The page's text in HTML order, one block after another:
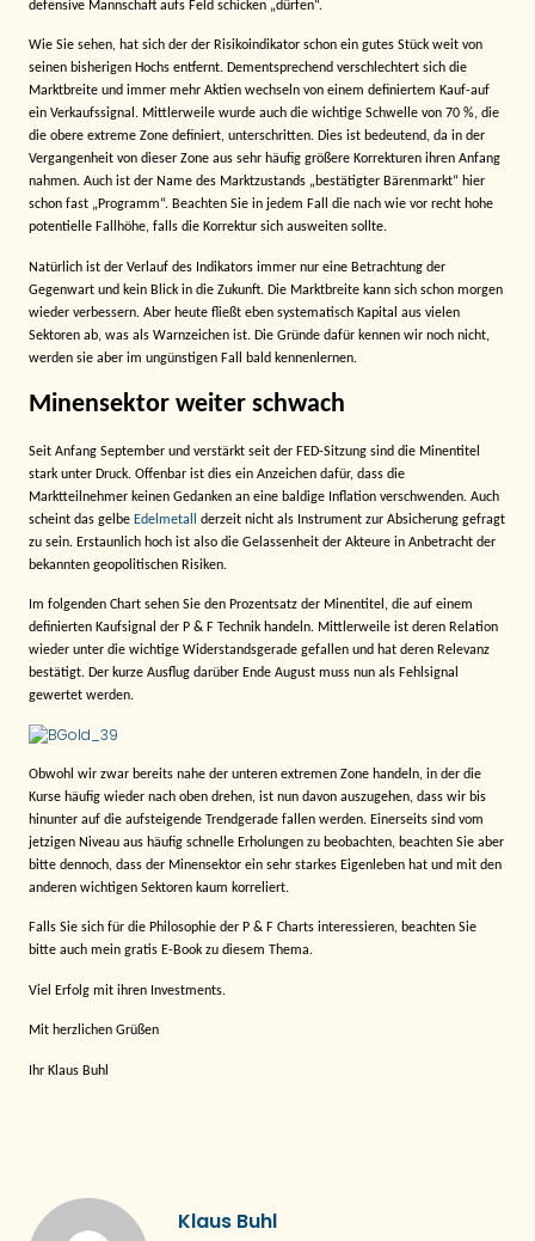
defensive Mannschaft aufs Feld schicken „dürfen“.
Wie Sie sehen, hat sich der der Risikoindikator schon ein gutes Stück weit von
seinen bisherigen Hochs entfernt. Dementsprechend verschlechtert sich die
Marktbreite und immer mehr Aktien wechseln von einem definiertem Kauf-auf
ein Verkaufssignal. Mittlerweile wurde auch die wichtige Schwelle von 70 %, die
die obere extreme Zone definiert, unterschritten. Dies ist bedeutend, da in der
Vergangenheit von dieser Zone aus sehr häufig größere Korrekturen ihren Anfang
nahmen. Auch ist der Name des Marktzustands „bestätigter Bärenmarkt“ hier
schon fast „Programm“. Beachten Sie in jedem Fall die nach wie vor recht hohe
potentielle Fallhöhe, falls die Korrektur sich ausweiten sollte.
Natürlich ist der Verlauf des Indikators immer nur eine Betrachtung der
Gegenwart und kein Blick in die Zukunft. Die Marktbreite kann sich schon morgen
wieder verbessern. Aber heute fließt eben systematisch Kapital aus vielen
Sektoren ab, was als Warnzeichen ist. Die Gründe dafür kennen wir noch nicht,
werden sie aber im ungünstigen Fall bald kennenlernen.
Minensektor weiter schwach
Seit Anfang September und verstärkt seit der FED-Sitzung sind die Minentitel
stark unter Druck. Offenbar ist dies ein Anzeichen dafür, dass die
Marktteilnehmer keinen Gedanken an eine baldige Inflation verschwenden. Auch
scheint das gelbe Edelmetall
derzeit nicht als Instrument zur Absicherung gefragt
zu sein. Erstaunlich hoch ist also die Gelassenheit der Akteure in Anbetracht der
bekannten geopolitischen Risiken.
Im folgenden Chart sehen Sie den Prozentsatz der Minentitel, die auf einem
definierten Kaufsignal der P & F Technik handeln. Mittlerweile ist deren Relation
wieder unter die wichtige Widerstandsgerade gefallen und hat deren Relevanz
bestätigt. Der kurze Ausflug darüber Ende August muss nun als Fehlsignal
gewertet werden.
Obwohl wir zwar bereits nahe der unteren extremen Zone handeln, in der die
Kurse häufig wieder nach oben drehen, ist nun davon auszugehen, dass wir bis
hinunter auf die aufsteigende Trendgerade fallen werden. Einerseits sind vom
jetzigen Niveau aus häufig schnelle Erholungen zu beobachten, beachten Sie aber
bitte dennoch, dass der Minensektor ein sehr starkes Eigenleben hat und mit den
anderen wichtigen Sektoren kaum korreliert.
Falls Sie sich für die Philosophie der P & F Charts interessieren, beachten Sie
bitte auch mein gratis E-Book zu diesem Thema.
Viel Erfolg mit ihren Investments.
Mit herzlichen Grüßen
Ihr Klaus Buhl
Klaus Buhl